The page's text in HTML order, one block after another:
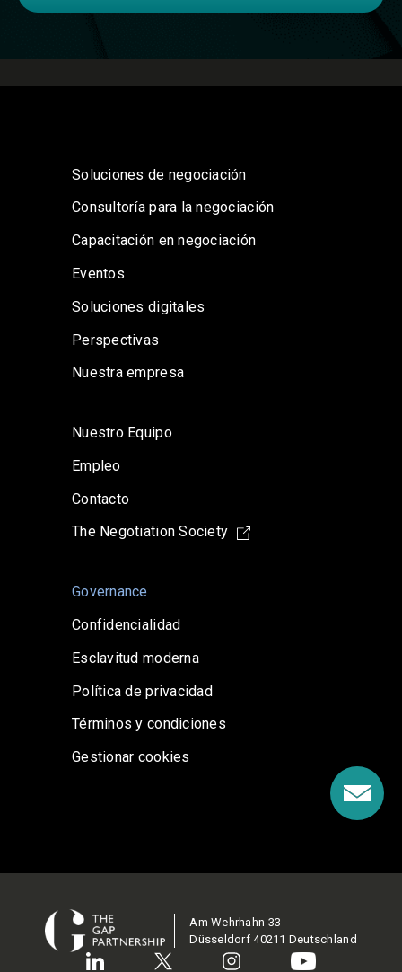
Soluciones de negociación
Consultoría para la negociación
Capacitación en negociación
Eventos
Soluciones digitales
Perspectivas
Nuestra empresa
Nuestro Equipo
Empleo
Contacto
The Negotiation Society
Governance
Confidencialidad
Esclavitud moderna
Política de privacidad
Términos y condiciones
Gestionar cookies
Am Wehrhahn 33
Düsseldorf 40211 Deutschland